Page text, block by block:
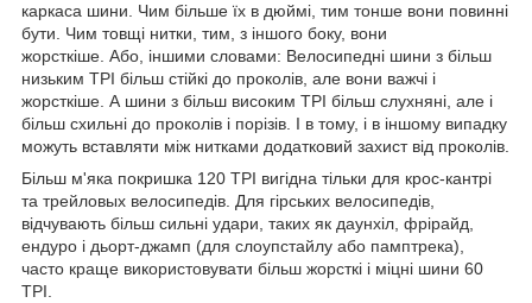
каркаса шини. Чим більше їх в дюймі, тим тонше вони повинні
бути. Чим товщі нитки, тим, з іншого боку, вони
жорсткіше. Або, іншими словами: Велосипедні шини з більш
низьким TPI більш стійкі до проколів, але вони важчі і
жорсткіше. А шини з більш високим TPI більш слухняні, але і
більш схильні до проколів і порізів. І в тому, і в іншому випадку
можуть вставляти між нитками додатковий захист від проколів.
Більш м'яка покришка 120 TPI вигідна тільки для крос-кантрі
та трейловых велосипедів. Для гірських велосипедів,
відчувають більш сильні удари, таких як даунхіл, фрірайд,
ендуро і дьорт-джамп (для слоупстайлу або памптрека),
часто краще використовувати більш жорсткі і міцні шини 60
TPI.